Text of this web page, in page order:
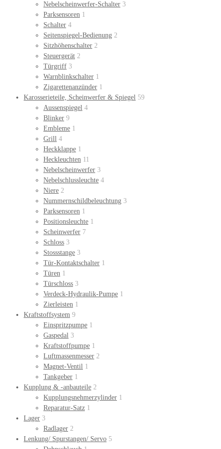
Nebelscheinwerfer-Schalter 3
Parksensoren 1
Schalter 4
Seitenspiegel-Bedienung 2
Sitzhöhenschalter 2
Steuergerät 2
Türgriff 3
Warnblinkschalter 1
Zigarettenanzünder 1
Karosserieteile, Scheinwerfer & Spiegel 59
Aussenspiegel 4
Blinker 9
Embleme 1
Grill 4
Heckklappe 1
Heckleuchten 11
Nebelscheinwerfer 3
Nebelschlussleuchte 4
Niere 2
Nummernschildbeleuchtung 3
Parksensoren 1
Positionsleuchte 1
Scheinwerfer 7
Schloss 3
Stossstange 3
Tür-Kontaktschalter 1
Türen 1
Türschloss 3
Verdeck-Hydraulik-Pumpe 1
Zierleisten 1
Kraftstoffsystem 9
Einspritzpumpe 1
Gaspedal 3
Kraftstoffpumpe 1
Luftmassenmesser 2
Magnet-Ventil 1
Tankgeber 1
Kupplung & -anbauteile 2
Kupplungsnehmerzylinder 1
Reparatur-Satz 1
Lager 3
Radlager 2
Lenkung/ Spurstangen/ Servo 5